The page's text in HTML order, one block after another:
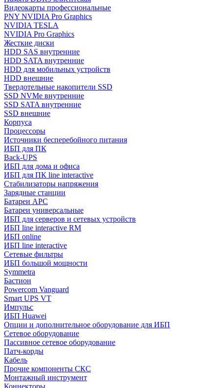
Видеокарты профессиональные
PNY NVIDIA Pro Graphics
NVIDIA TESLA
NVIDIA Pro Graphics
Жесткие диски
HDD SAS внутренние
HDD SATA внутренние
HDD для мобильных устройств
HDD внешние
Твердотельные накопители SSD
SSD NVMe внутренние
SSD SATA внутренние
SSD внешние
Корпуса
Процессоры
Источники бесперебойного питания
ИБП для ПК
Back-UPS
ИБП для дома и офиса
ИБП для ПК linе interactive
Стабилизаторы напряжения
Зарядные станции
Батареи APC
Батареи универсальные
ИБП для серверов и сетевых устройств
ИБП line interactive RM
ИБП online
ИБП linе interactive
Сетевые фильтры
ИБП большой мощности
Symmetra
Бастион
Powercom Vanguard
Smart UPS VT
Импульс
ИБП Huawei
Опции и дополнительное оборудование для ИБП
Сетевое оборудование
Пассивное сетевое оборудование
Патч-корды
Кабель
Прочие компоненты СКС
Монтажный инструмент
Коннекторы